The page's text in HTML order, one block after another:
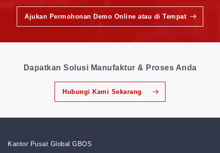
Ajukan Permohonan Demo Online atau di Tempat
Dapatkan Solusi Manufaktur & Proses Anda
Hubungi Kami Sekarang
Kantor Pusat Global GBOS